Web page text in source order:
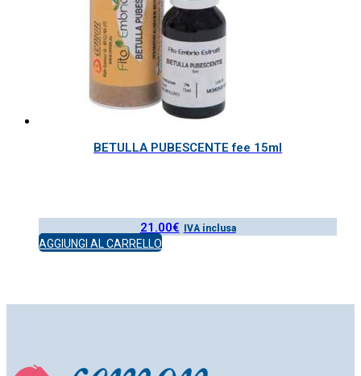
BETULLA PUBESCENTE fee 15ml
21.00€ IVA inclusa
AGGIUNGI AL CARRELLO